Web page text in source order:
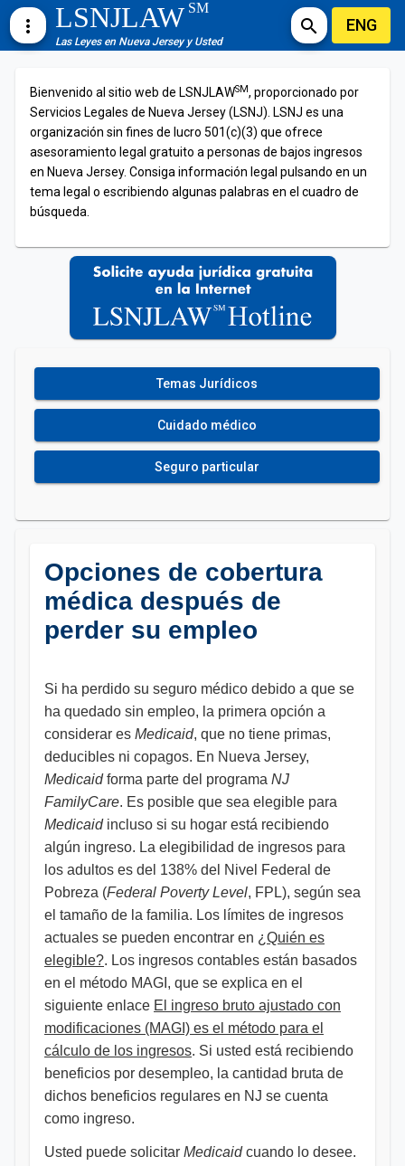
more_vert LSNJLAWSM
Las Leyes en Nueva Jersey y Usted
search ENG
Bienvenido al sitio web de LSNJLAWSM, proporcionado por
Servicios Legales de Nueva Jersey (LSNJ). LSNJ es una
organización sin fines de lucro 501(c)(3) que ofrece
asesoramiento legal gratuito a personas de bajos ingresos
en Nueva Jersey. Consiga información legal pulsando en un
tema legal o escribiendo algunas palabras en el cuadro de
búsqueda.
Temas Jurídicos
Cuidado médico
Seguro particular
Opciones de cobertura
médica después de
perder su empleo
Si ha perdido su seguro médico debido a que se
ha quedado sin empleo, la primera opción a
considerar es Medicaid, que no tiene primas,
deducibles ni copagos. En Nueva Jersey,
Medicaidforma parte del programa NJ
FamilyCare. Es posible que sea elegible para
Medicaidincluso si su hogar está recibiendo
algún ingreso. La elegibilidad de ingresos para
los adultos es del 138% del Nivel Federal de
Pobreza (Federal Poverty Level, FPL), según sea
el tamaño de la familia. Los límites de ingresos
actuales se pueden encontrar en ¿Quién es
elegible?. Los ingresos contables están basados
en el método MAGI, que se explica en el
siguiente enlace El ingreso bruto ajustado con
modificaciones (MAGI) es el método para el
cálculo de los ingresos. Si usted está recibiendo
beneficios por desempleo, la cantidad bruta de
dichos beneficios regulares en NJ se cuenta
como ingreso.
Usted puede solicitar Medicaidcuando lo desee.